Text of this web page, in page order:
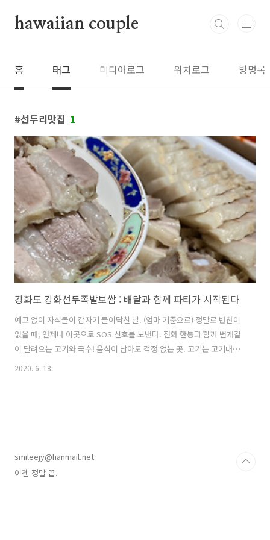
hawaiian couple
홈 태그 미디어로그 위치로그 방명록
선두리맛집 1
강화도 강화선두족발보쌈 : 배달과 함께 파티가 시작된다
예고 없이 자식들이 갑자기 들이닥친 날. (엄마 기준으로) 정말로 반찬이
없을 때, 언제나 이곳으로 SOS 신호를 보낸다. 전화 한통과 함께 번개같
이 달려오는 고기와 국수! 음식이 남아도 걱정 없는 곳. 고기는 고기대로,
야채는 야채대로, 반찬은 반찬대로 너무나 맛있고 신선하기 때문에. 본점
2020. 6. 18.
smileejy@hanmail.net
이젠 정말 끝.